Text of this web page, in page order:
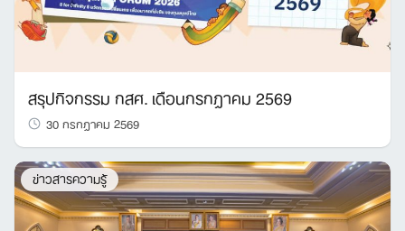
สรุปกิจกรรม กสศ. เดือนกรกฎาคม 2569
30 กรกฎาคม 2569
ข่าวสารความรู้